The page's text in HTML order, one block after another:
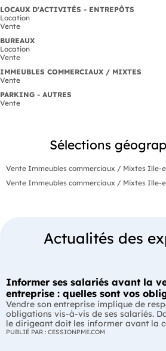
LOCAUX D'ACTIVITÉS - ENTREPÔTS
Location
Vente
BUREAUX
Location
Vente
IMMEUBLES COMMERCIAUX / MIXTES
Vente
PARKING - AUTRES
Vente
Sélections
Vente Immeubles commerciaux / Mixtes Ille-
Vente Immeubles commerciaux / Mixtes Ille-
Actualités des
Informer ses salariés avant la
entreprise : quelles sont vos
Vendre son entreprise implique de
obligations vis-à-vis de ses salariés.
le dirigeant doit les informer avant la
leur permettre, s'ils le souhaitent, de
PUBLIÉ PAR : CESSIONPME.COM